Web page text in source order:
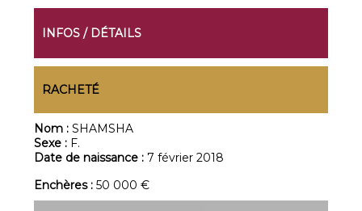
INFOS / DÉTAILS
RACHETÉ
Nom :SHAMSHA
Sexe : F.
Date de naissance :7 février 2018
Enchères :50 000 €